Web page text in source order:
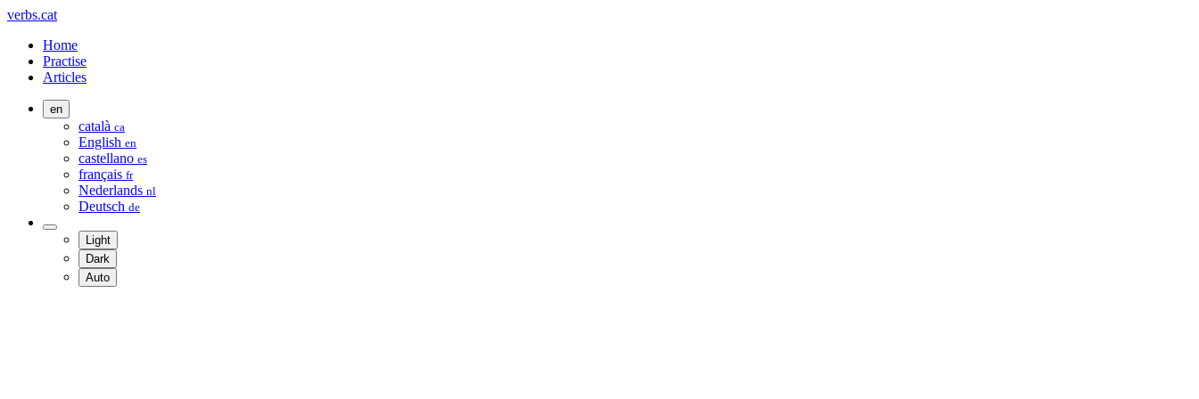
verbs.cat
Home
Practise
Articles
en
català ca
English en
castellano es
français fr
Nederlands nl
Deutsch de
Light
Dark
Auto